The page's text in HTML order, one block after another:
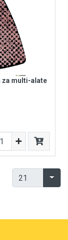
za multi-alate